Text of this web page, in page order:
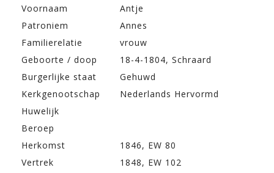
Voornaam
Antje
Patroniem
Annes
Familierelatie
vrouw
Geboorte / doop
18-4-1804, Schraard
Burgerlijke staat
Gehuwd
Kerkgenootschap
Nederlands Hervormd
Huwelijk
Beroep
Herkomst
1846, EW 80
Vertrek
1848, EW 102